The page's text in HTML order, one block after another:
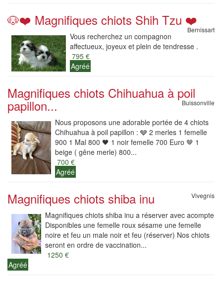
🐶❤️ Magnifiques chiots Shih Tzu ❤️
Bernissart
Vous recherchez un compagnon
affectueux, joyeux et plein de tendresse .
795 €
Agréé
Magnifiques chiots Chihuahua à poil
papillon... Buissonville
Nous proposons une adorable portée de 4 chiots
Chihuahua à poil papillon : 🩶 2 merles 1 femelle
900 1 Mal 800 🖤 1 noir femelle 700 Euro 🤎 1
beige ( gêne merle) 800...
700 €
Agréé
Magnifiques chiots shiba inu Vivegnis
Magnifiques chiots shiba inu a réserver avec acompte
Disponibles une femelle roux sésame une femelle
noire et feu un male noir et feu (réserver) Nos chiots
seront en ordre de vaccination...
1250 €
Agréé